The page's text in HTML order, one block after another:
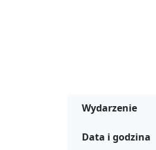
Wydarzenie
Data i godzina